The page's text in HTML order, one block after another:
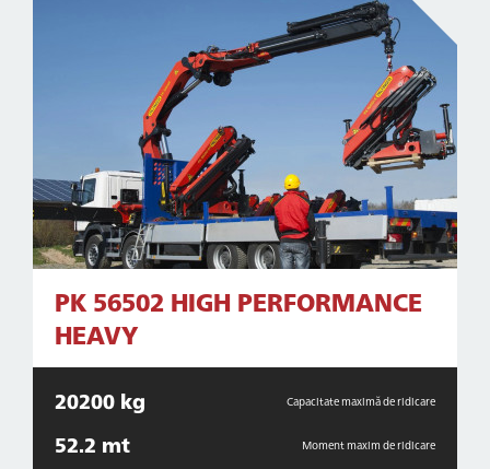
PK 56502 HIGH PERFORMANCE
HEAVY
20200 kg Capacitate maximă de ridicare
52.2 mt Moment maxim de ridicare